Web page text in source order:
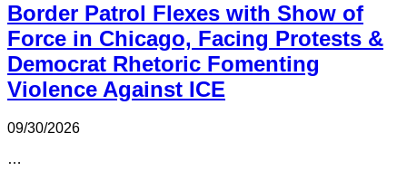
Border Patrol Flexes with Show of
Force in Chicago, Facing Protests &
Democrat Rhetoric Fomenting
Violence Against ICE
09/30/2026
…